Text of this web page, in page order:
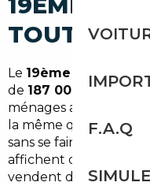
TOUTE
Le 19ème
de 187 000 habitants
ménages actifs qui,
la même question :
sans se faire avoir ?
affichent des prix
vendent des
F.A.Q